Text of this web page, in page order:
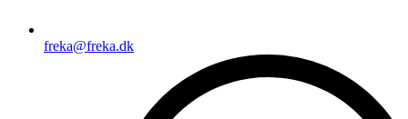
freka@freka.dk